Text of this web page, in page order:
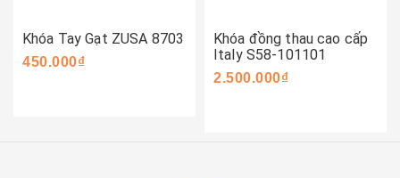
Khóa Tay Gạt ZUSA 8703
450.000₫
Khóa đồng thau cao cấp
Italy S58-101101
2.500.000₫